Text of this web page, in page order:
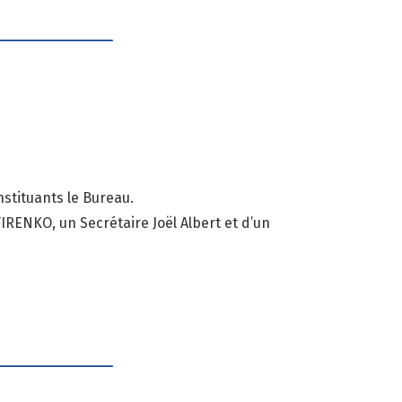
le Bureau.
un Secrétaire Joël Albert et d’un